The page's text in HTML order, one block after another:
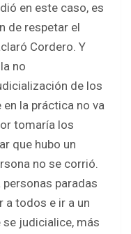
en este caso, es
de respetar el
Cordero. Y
no
de los
la práctica no va
tomaría los
que hubo un
no se corrió.
paradas
a todos e ir a un
judicialice, más